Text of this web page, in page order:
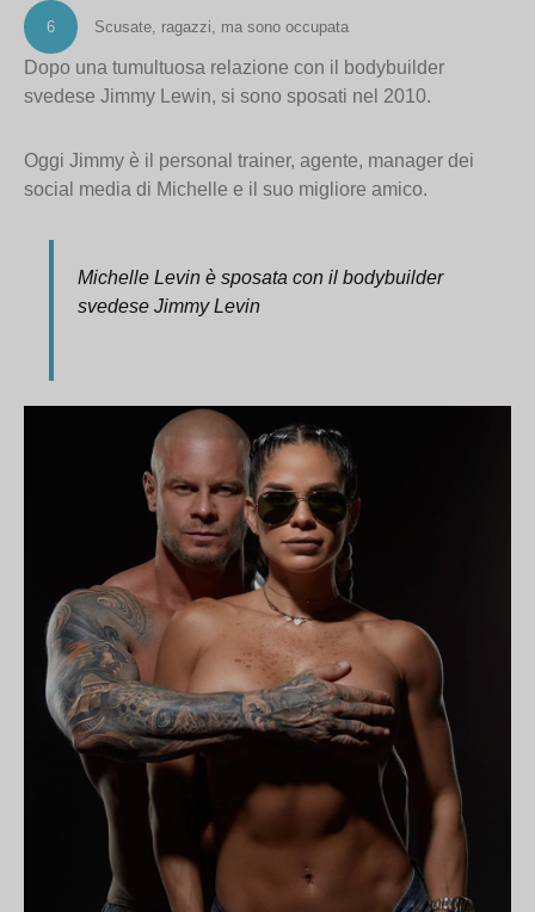
6 Scusate, ragazzi, ma sono occupata
Dopo una tumultuosa relazione con il bodybuilder
svedese Jimmy Lewin, si sono sposati nel 2010.
Oggi Jimmy è il personal trainer, agente, manager dei
social media di Michelle e il suo migliore amico.
Michelle Levin è sposata con il bodybuilder
svedese Jimmy Levin